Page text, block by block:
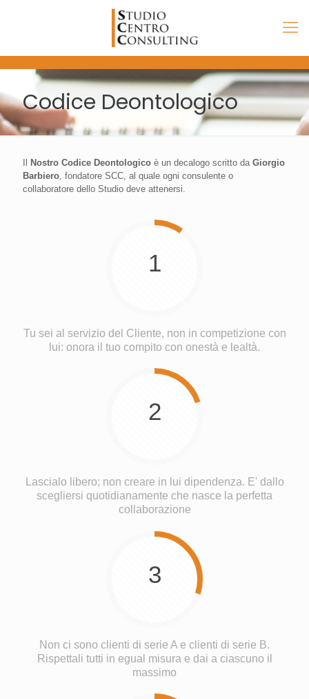
Codice Deontologico
Nostro Codice Deontologico è un decalogo scritto da Giorgio
Barbiero, fondatore SCC, al quale ogni consulente o
collaboratore dello Studio deve attenersi.
1
Tu sei al servizio del Cliente, non in competizione con
lui: onora il tuo compito con onestà e lealtà.
2
Lascialo libero; non creare in lui dipendenza. E' dallo
scegliersi quotidianamente che nasce la perfetta
collaborazione
3
Non ci sono clienti di serie A e clienti di serie B.
Rispettali tutti in egual misura e dai a ciascuno il
massimo